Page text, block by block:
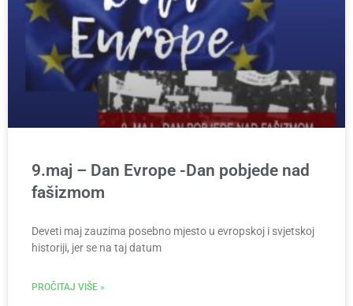
9.maj – Dan Evrope -Dan pobjede nad
fašizmom
Deveti maj zauzima posebno mjesto u evropskoj i svjetskoj
historiji, jer se na taj datum
PROČITAJ VIŠE »